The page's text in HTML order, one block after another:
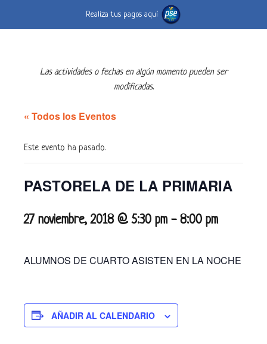
Realiza tus pagos aquí
Las actividades o fechas en algún momento pueden ser
modificadas.
« Todos los Eventos
Este evento ha pasado.
PASTORELA DE LA PRIMARIA
27 noviembre, 2018 @ 5:30 pm - 8:00 pm
ALUMNOS DE CUARTO ASISTEN EN LA NOCHE
AÑADIR AL CALENDARIO